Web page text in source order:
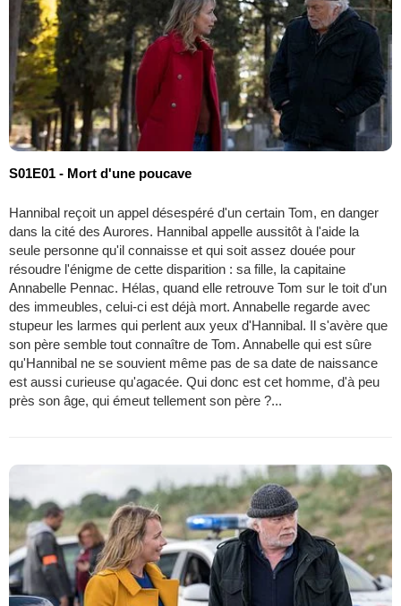
S01E01 - Mort d'une poucave
Hannibal reçoit un appel désespéré d'un certain Tom, en danger
dans la cité des Aurores. Hannibal appelle aussitôt à l'aide la
seule personne qu'il connaisse et qui soit assez douée pour
résoudre l'énigme de cette disparition : sa fille, la capitaine
Annabelle Pennac. Hélas, quand elle retrouve Tom sur le toit d'un
des immeubles, celui-ci est déjà mort. Annabelle regarde avec
stupeur les larmes qui perlent aux yeux d'Hannibal. Il s'avère que
son père semble tout connaître de Tom. Annabelle qui est sûre
qu'Hannibal ne se souvient même pas de sa date de naissance
est aussi curieuse qu'agacée. Qui donc est cet homme, d'à peu
près son âge, qui émeut tellement son père ?...